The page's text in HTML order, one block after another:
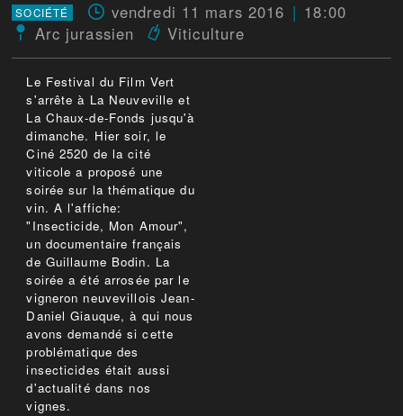
SOCIÉTÉ vendredi 11 mars 2016
18:00
Arc jurassien
Viticulture
Le Festival du Film Vert
s'arrête à La Neuveville et
La Chaux-de-Fonds jusqu'à
dimanche. Hier soir, le
Ciné 2520 de la cité
viticole a proposé une
soirée sur la thématique du
vin. A l'affiche:
"Insecticide, Mon Amour",
un documentaire français
de Guillaume Bodin. La
soirée a été arrosée par le
vigneron neuvevillois Jean-
Daniel Giauque, à qui nous
avons demandé si cette
problématique des
insecticides était aussi
d'actualité dans nos
vignes.